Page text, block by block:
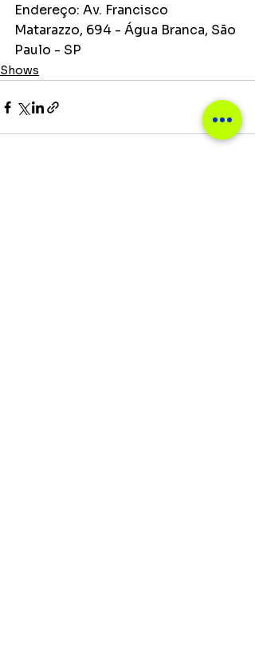
Endereço: Av. Francisco
Matarazzo, 694 - Água Branca, São
Paulo - SP
Shows